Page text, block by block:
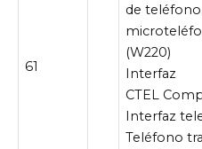
61
de
(W220)
Interfaz
CTEL
Interfaz
Teléfono